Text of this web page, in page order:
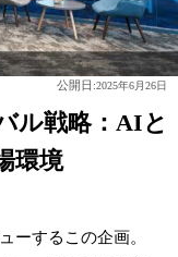
公開日:2025年6月26日
ル戦略：AIと
環境
ーするこの企画。